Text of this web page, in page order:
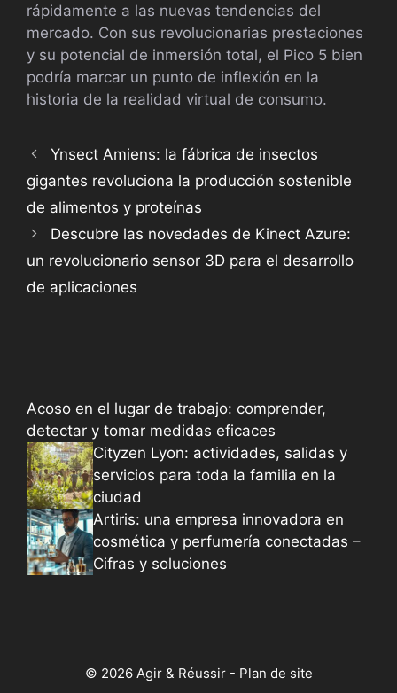
rápidamente a las nuevas tendencias del
mercado. Con sus revolucionarias prestaciones
y su potencial de inmersión total, el Pico 5 bien
podría marcar un punto de inflexión en la
historia de la realidad virtual de consumo.
Ynsect Amiens: la fábrica de insectos
gigantes revoluciona la producción sostenible
de alimentos y proteínas
Descubre las novedades de Kinect Azure:
un revolucionario sensor 3D para el desarrollo
de aplicaciones
Acoso en el lugar de trabajo: comprender,
detectar y tomar medidas eficaces
Cityzen Lyon: actividades, salidas y
servicios para toda la familia en la
ciudad
Artiris: una empresa innovadora en
cosmética y perfumería conectadas –
Cifras y soluciones
© 2026 Agir & Réussir - Plan de site